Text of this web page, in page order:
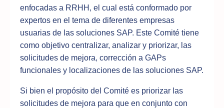
enfocadas a RRHH, el cual está conformado por
expertos en el tema de diferentes empresas
usuarias de las soluciones SAP. Este Comité tiene
como objetivo centralizar, analizar y priorizar, las
solicitudes de mejora, corrección a GAPs
funcionales y localizaciones de las soluciones SAP.
Si bien el propósito del Comité es priorizar las
solicitudes de mejora para que en conjunto con